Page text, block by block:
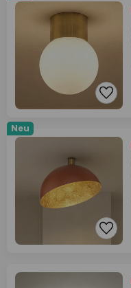
Neu